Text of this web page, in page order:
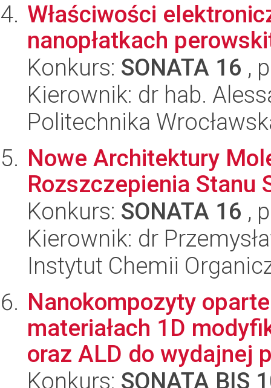
Właściwości
nanopłatkach
Konkurs: SONATA 16 ,
Kierownik: dr hab.
Politechnika
Nowe Architektury
Rozszczepienia Stanu
Konkurs: SONATA 16 ,
Kierownik: dr
Instytut Chemii
Nanokompozyty
materiałach 1D
oraz ALD do wydajnej
Konkurs: SONATA BIS